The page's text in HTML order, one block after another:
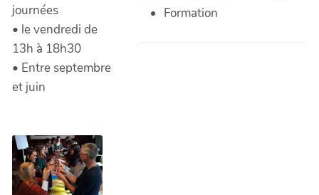
journées
• le vendredi de
13h à 18h30
• Entre septembre
et juin
Formation